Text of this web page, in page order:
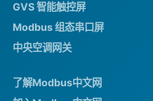
GVS 智能触控屏
Modbus 组态串口屏
中央空调网关
了解Modbus中文网